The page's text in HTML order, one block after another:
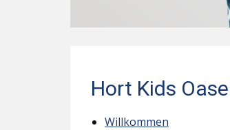
Hort Kids Oase
Willkommen